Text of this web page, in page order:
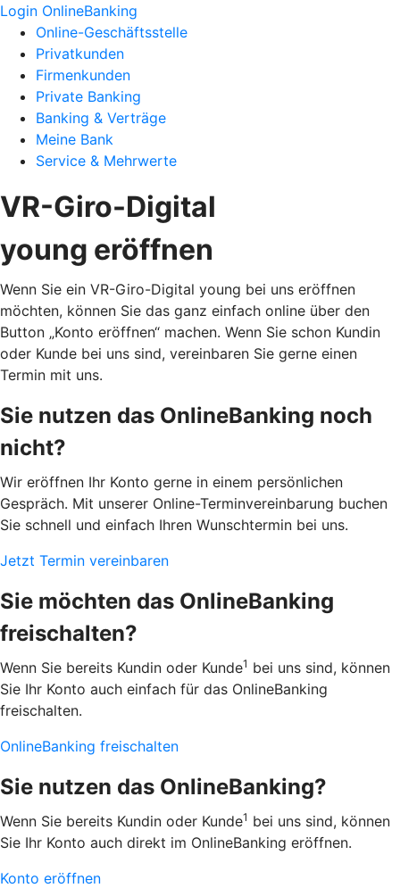
Login OnlineBanking
Online-Geschäftsstelle
Privatkunden
Firmenkunden
Private Banking
Banking & Verträge
Meine Bank
Service & Mehrwerte
VR-Giro-Digital
young eröffnen
Wenn Sie ein VR-Giro-Digital young bei uns eröffnen
möchten, können Sie das ganz einfach online über den
Button „Konto eröffnen“ machen. Wenn Sie schon Kundin
oder Kunde bei uns sind, vereinbaren Sie gerne einen
Termin mit uns.
Sie nutzen das OnlineBanking noch
nicht?
Wir eröffnen Ihr Konto gerne in einem persönlichen
Gespräch. Mit unserer Online-Terminvereinbarung buchen
Sie schnell und einfach Ihren Wunschtermin bei uns.
Jetzt Termin vereinbaren
Sie möchten das OnlineBanking
freischalten?
Wenn Sie bereits Kundin oder Kunde1 bei uns sind, können
Sie Ihr Konto auch einfach für das OnlineBanking
freischalten.
OnlineBanking freischalten
Sie nutzen das OnlineBanking?
Wenn Sie bereits Kundin oder Kunde1 bei uns sind, können
Sie Ihr Konto auch direkt im OnlineBanking eröffnen.
Konto eröffnen